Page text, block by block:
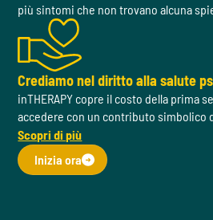
più sintomi che non trovano alcuna
Crediamo nel diritto alla salute
inTHERAPY copre il costo della prima
accedere con un contributo simbolico
Scopri di più
Inizia ora